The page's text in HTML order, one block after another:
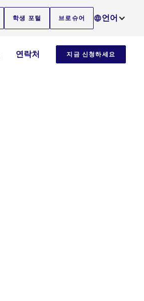
학생 포털 브로슈어 언어
연락처 지금 신청하세요